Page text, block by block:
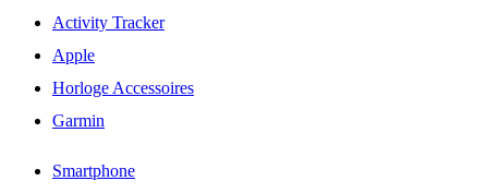
Activity Tracker
Apple
Horloge Accessoires
Garmin
Smartphone